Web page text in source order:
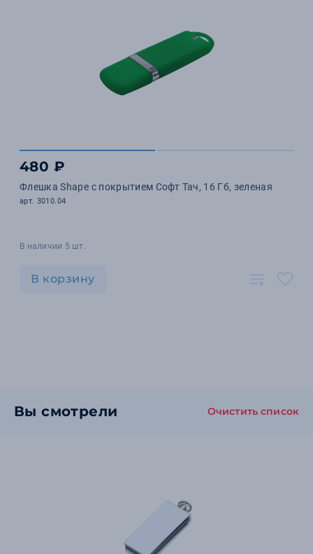
480 ₽
Флешка Shape с покрытием Софт Тач, 16 Гб, зеленая
арт. 3010.04
В наличии 5 шт.
В корзину
Вы смотрели Очистить список